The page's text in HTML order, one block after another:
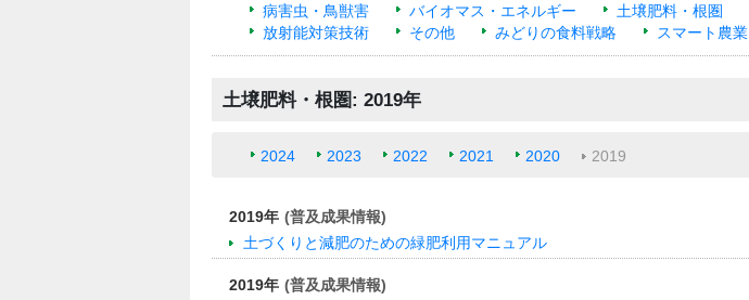
病害虫・鳥獣害
バイオマス・エネルギー
土壌肥料・根圏
放射能対策技術
その他 みどりの食料戦略 スマート農業
土壌肥料・根圏: 2019年
2024 2023 2022 2021 2020 2019
2019年 (普及成果情報)
土づくりと減肥のための緑肥利用マニュアル
2019年 (普及成果情報)